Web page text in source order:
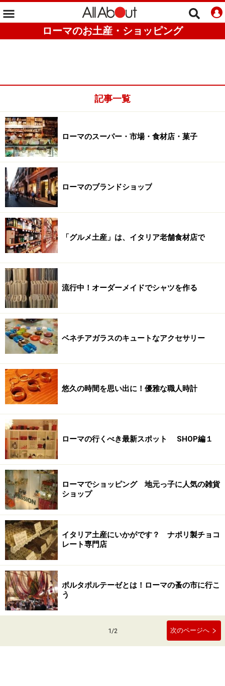
ローマのお土産・ショッピング
記事一覧
ローマのスーパー・市場・食材店・菓子
ローマのブランドショップ
「グルメ土産」は、イタリア老舗食材店で
流行中！オーダーメイドでシャツを作る
ベネチアガラスのキュートなアクセサリー
悠久の時間を思い出に！優雅な職人時計
ローマの行くべき最新スポット SHOP編１
ローマでショッピング 地元っ子に人気の雑貨
ショップ
イタリア土産にいかがです？ ナポリ製チョコ
レート専門店
ポルタポルテーゼとは！ローマの蚤の市に行こ
う
1/2 次のページへ